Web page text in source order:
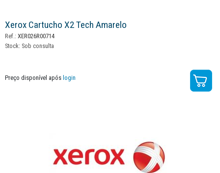
Xerox Cartucho X2 Tech Amarelo
Ref.: XER026R00714
Stock: Sob consulta
Preço disponível após login